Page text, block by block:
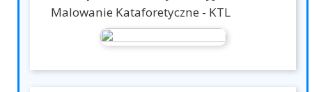
Malowanie Kataforetyczne - KTL